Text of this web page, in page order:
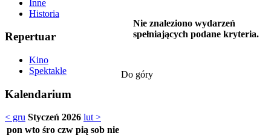
Inne
Historia
Repertuar
Kino
Spektakle
Kalendarium
< gru Styczeń 2026 lut >
pon wto śro czw pią sob nie
Nie znaleziono wydarzeń
spełniających podane kryteria.
Do góry